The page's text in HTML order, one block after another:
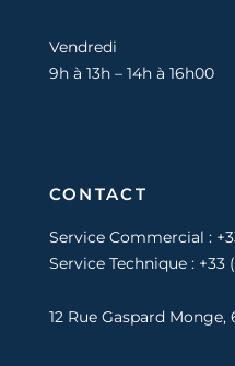
Vendredi
9h à 13h – 14h à 16h00
CONTACT
Service Commercial :
Service Technique : +33
12 Rue Gaspard Monge,